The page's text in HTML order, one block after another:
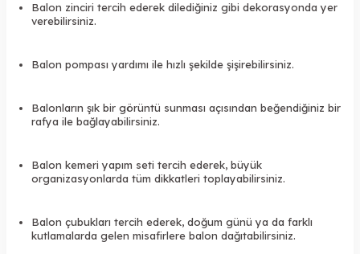
Balon zinciri tercih ederek dilediğiniz gibi dekorasyonda yer
verebilirsiniz.
Balon pompası yardımı ile hızlı şekilde şişirebilirsiniz.
Balonların şık bir görüntü sunması açısından beğendiğiniz bir
rafya ile bağlayabilirsiniz.
Balon kemeri yapım seti tercih ederek, büyük
organizasyonlarda tüm dikkatleri toplayabilirsiniz.
Balon çubukları tercih ederek, doğum günü ya da farklı
kutlamalarda gelen misafirlere balon dağıtabilirsiniz.